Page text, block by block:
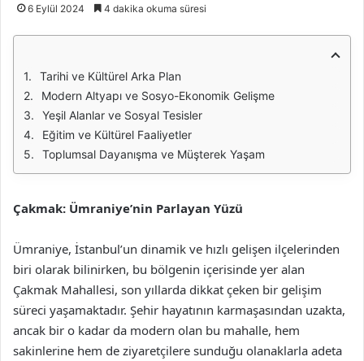
6 Eylül 2024 4 dakika okuma süresi
Tarihi ve Kültürel Arka Plan
Modern Altyapı ve Sosyo-Ekonomik Gelişme
Yeşil Alanlar ve Sosyal Tesisler
Eğitim ve Kültürel Faaliyetler
Toplumsal Dayanışma ve Müşterek Yaşam
Çakmak: Ümraniye’nin Parlayan Yüzü
Ümraniye, İstanbul’un dinamik ve hızlı gelişen ilçelerinden
biri olarak bilinirken, bu bölgenin içerisinde yer alan
Çakmak Mahallesi, son yıllarda dikkat çeken bir gelişim
süreci yaşamaktadır. Şehir hayatının karmaşasından uzakta,
ancak bir o kadar da modern olan bu mahalle, hem
sakinlerine hem de ziyaretçilere sunduğu olanaklarla adeta